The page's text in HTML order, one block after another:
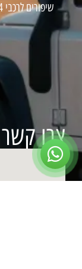
שיפורים לרכבי 4X4
צרו קשר